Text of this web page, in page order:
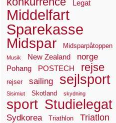
Legat
Middelfart
Sparekasse
Midspar Midsparpåtoppen
Musik New Zealand norge
Pohang POSTECH rejse
rejser sailing sejlsport
Sisimiut Skotland skydning
sport Studielegat
Sydkorea Triathlon Triatlon